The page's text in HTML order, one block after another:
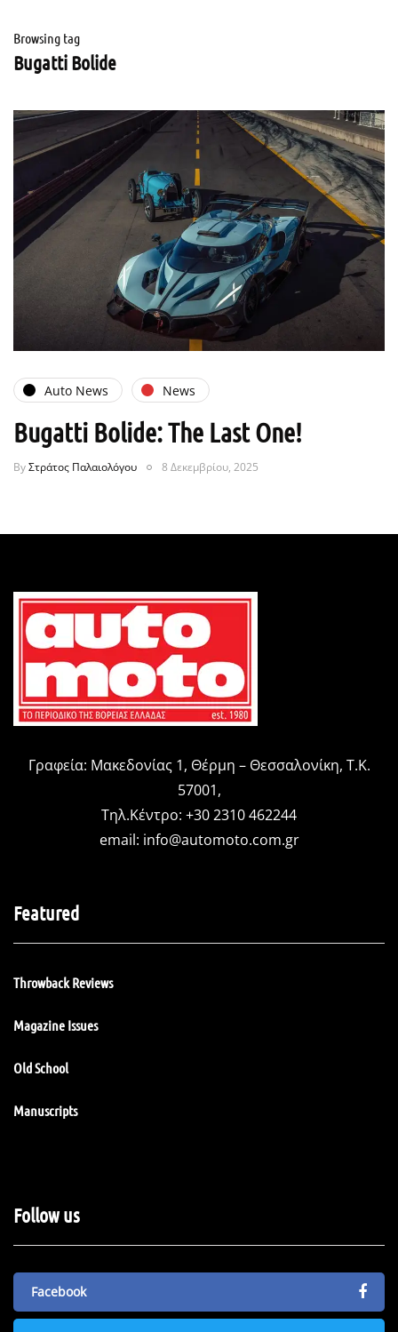
Browsing tag
Bugatti Bolide
Auto News News
Bugatti Bolide: The Last One!
ByΣτράτος Παλαιολόγου 8 Δεκεμβρίου, 2025
Γραφεία: Μακεδονίας 1, Θέρμη – Θεσσαλονίκη, Τ.Κ.
57001,
Τηλ.Κέντρο: +30 2310 462244
email: info@automoto.com.gr
Featured
Throwback Reviews
Magazine Issues
Old School
Manuscripts
Follow us
Facebook